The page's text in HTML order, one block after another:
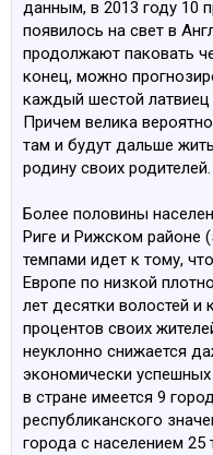
данным, в 2013 году 10
появилось на свет в
продолжают паковать
конец, можно
каждый шестой
Причем велика
там и будут дальше
родину своих родителей.
Более половины
Риге и Рижском районе
темпами идет к тому,
Европе по низкой
лет десятки волостей и
процентов своих
неуклонно снижается
экономически успешных
в стране имеется 9
республиканского
города с населением 25